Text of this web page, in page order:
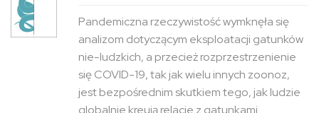
Pandemiczna rzeczywistość wymknęła się
analizom dotyczącym eksploatacji gatunków
nie-ludzkich, a przecież rozprzestrzenienie
się COVID-19, tak jak wielu innych zoonoz,
jest bezpośrednim skutkiem tego, jak ludzie
globalnie kreują relacje z gatunkami